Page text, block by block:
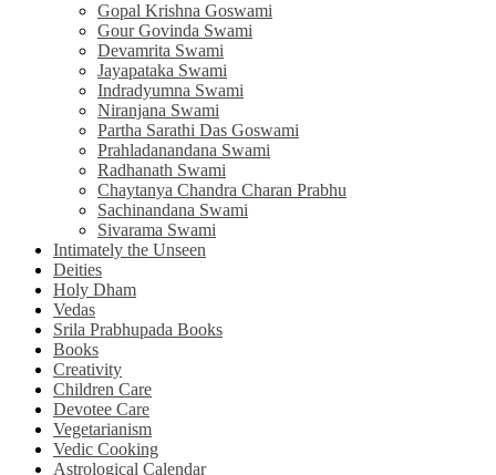
Gopal Krishna Goswami
Gour Govinda Swami
Devamrita Swami
Jayapataka Swami
Indradyumna Swami
Niranjana Swami
Partha Sarathi Das Goswami
Prahladanandana Swami
Radhanath Swami
Chaytanya Chandra Charan Prabhu
Sachinandana Swami
Sivarama Swami
Intimately the Unseen
Deities
Holy Dham
Vedas
Srila Prabhupada Books
Books
Creativity
Children Care
Devotee Care
Vegetarianism
Vedic Cooking
Astrological Calendar